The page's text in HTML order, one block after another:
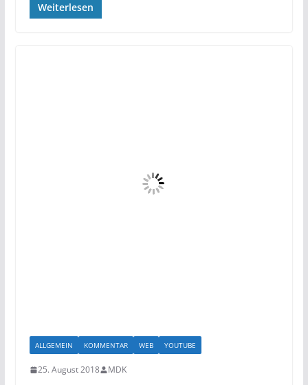
Weiterlesen
ALLGEMEIN KOMMENTAR WEB YOUTUBE
25. August 2018 MDK